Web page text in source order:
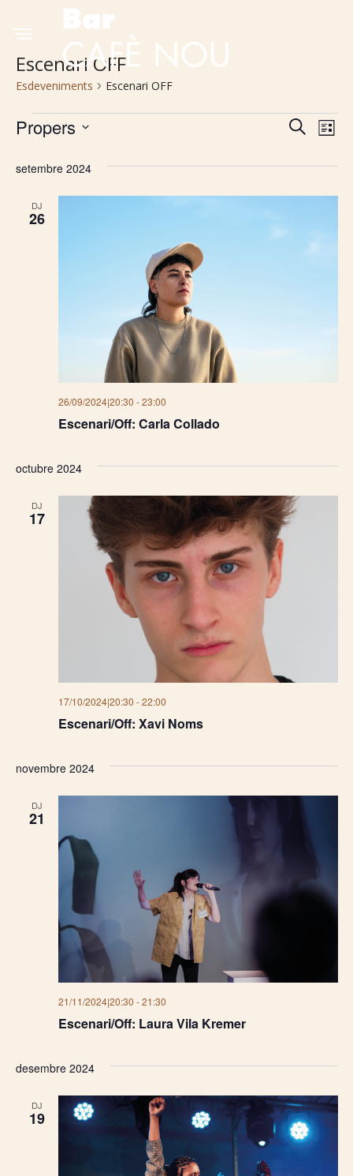
Escenari OFF
Esdeveniments Escenari OFF
Esdeveniments
visual
i
CercaLlista
Propers
una
setembre 2024
DJ
26
Escenari/Off: Carla Collado
26/09/2024|20:30 -23:00
octubre 2024
DJ
17
Escenari/Off: Xavi Noms
17/10/2024|20:30 -22:00
novembre 2024
DJ
21
Escenari/Off: Laura Vila Kremer
21/11/2024|20:30 -21:30
desembre 2024
DJ
19